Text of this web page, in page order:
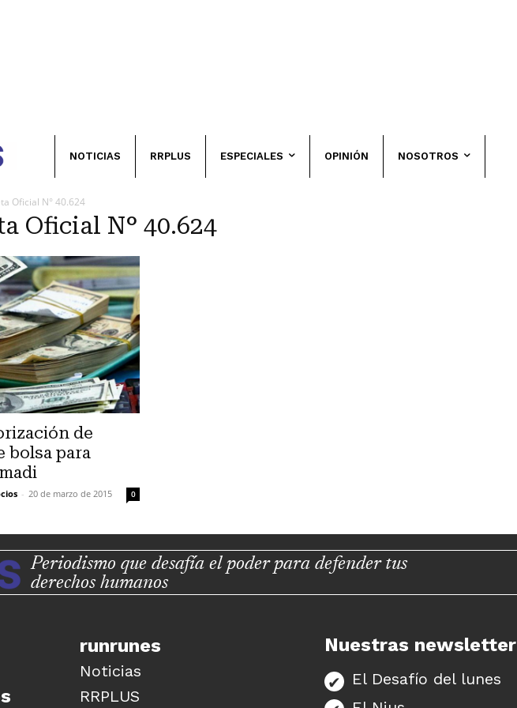
NOTICIAS RRPLUS ESPECIALES OPINIÓN NOSOTROS
Oficial N° 40.624
Oficial N° 40.624
de
bolsa para
- 20 de marzo de 2015 0
Periodismo que desafía el poder para defender tus
derechos humanos
runrunes
Noticias
RRPLUS
Nuestras newsletter
El Desafío del lunes